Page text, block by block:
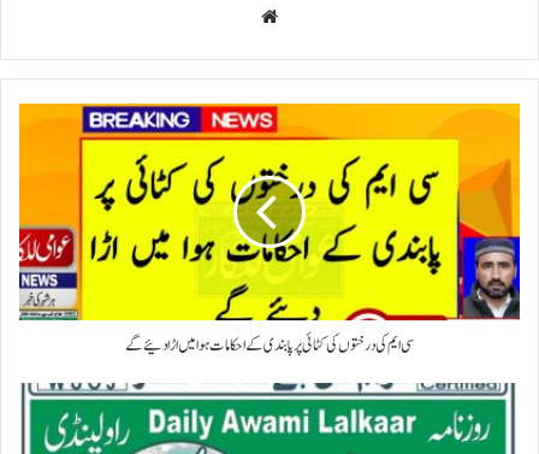
سی ایم کی درختوں کی کٹائی پر پابندی کے احکامات ہوا میں اڑا دئیے گے